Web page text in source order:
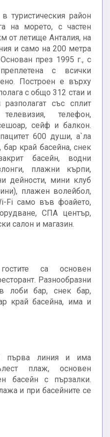
туристическия район
на морето, с частен
от летище Анталия, на
и само на 200 метра
през 1995 г., с
с всички
Построен е върху
с общо 312 стаи и
със сплит
телефон,
сейф и балкон.
600 души, а`ла
бар край басейна, снек
басейн, водни
плажни кърпи,
дейности, мини клуб
плажен волейбол,
Fi само във фоайето,
СПА център,
салон и магазин.
са основен
Разнообразни
лоби бар, снек бар,
край басейна, има и
първа линия и има
плаж, основен
басейн с пързалки.
и при басейните се